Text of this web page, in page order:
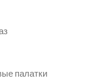
палатки